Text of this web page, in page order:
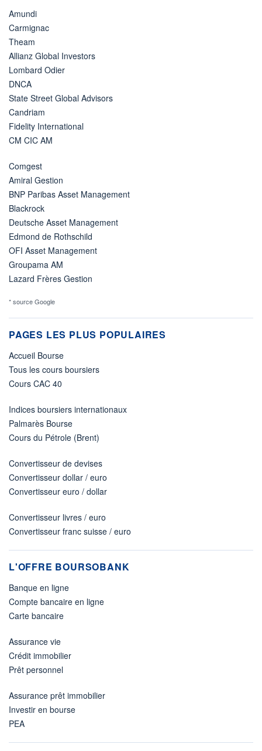
Amundi
Carmignac
Theam
Allianz Global Investors
Lombard Odier
DNCA
State Street Global Advisors
Candriam
Fidelity International
CM CIC AM
Comgest
Amiral Gestion
BNP Paribas Asset Management
Blackrock
Deutsche Asset Management
Edmond de Rothschild
OFI Asset Management
Groupama AM
Lazard Frères Gestion
* source Google
PAGES LES PLUS POPULAIRES
Accueil Bourse
Tous les cours boursiers
Cours CAC 40
Indices boursiers internationaux
Palmarès Bourse
Cours du Pétrole (Brent)
Convertisseur de devises
Convertisseur dollar / euro
Convertisseur euro / dollar
Convertisseur livres / euro
Convertisseur franc suisse / euro
L'OFFRE BOURSOBANK
Banque en ligne
Compte bancaire en ligne
Carte bancaire
Assurance vie
Crédit immobilier
Prêt personnel
Assurance prêt immobilier
Investir en bourse
PEA